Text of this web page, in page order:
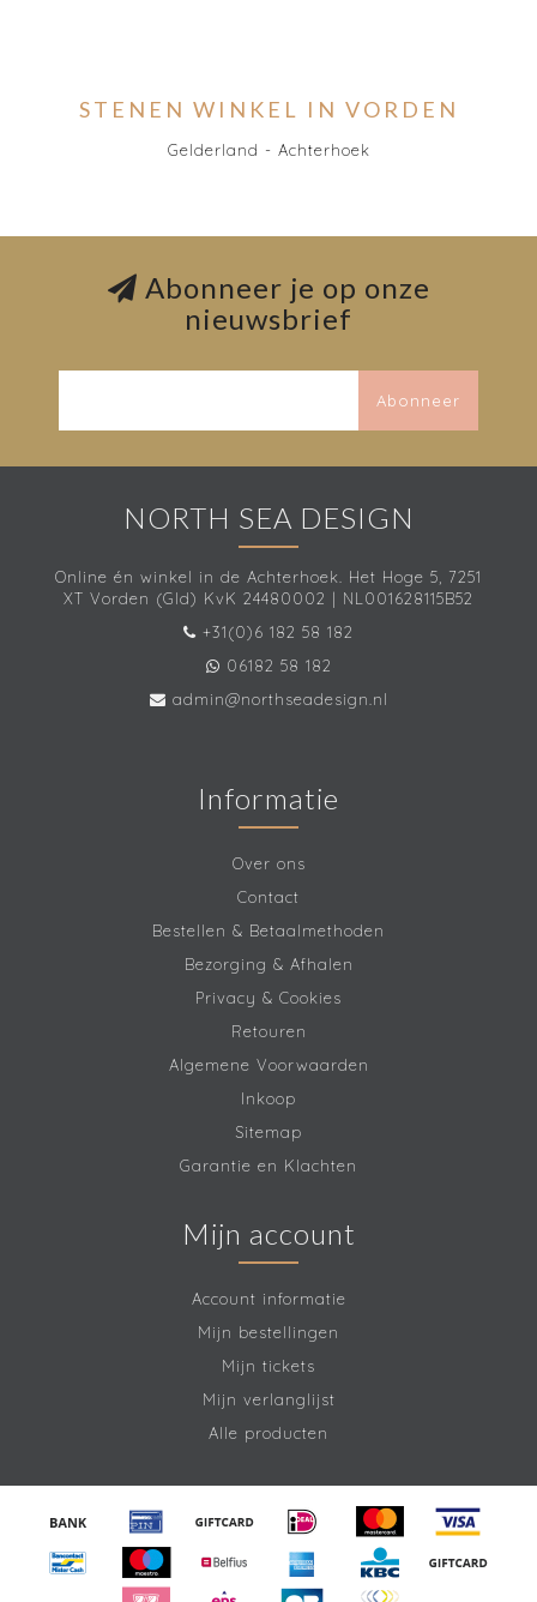
STENEN WINKEL IN VORDEN
Gelderland - Achterhoek
Abonneer je op onze
nieuwsbrief
Abonneer
NORTH SEA DESIGN
Online én winkel in de Achterhoek. Het Hoge 5, 7251
XT Vorden (Gld) KvK 24480002 | NL001628115B52
+31(0)6 182 58 182
06182 58 182
admin@northseadesign.nl
Informatie
Over ons
Contact
Bestellen & Betaalmethoden
Bezorging & Afhalen
Privacy & Cookies
Retouren
Algemene Voorwaarden
Inkoop
Sitemap
Garantie en Klachten
Mijn account
Account informatie
Mijn bestellingen
Mijn tickets
Mijn verlanglijst
Alle producten